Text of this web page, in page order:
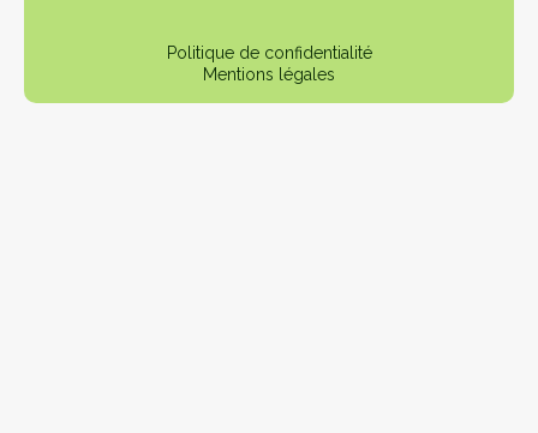
Politique de confidentialité
Mentions légales